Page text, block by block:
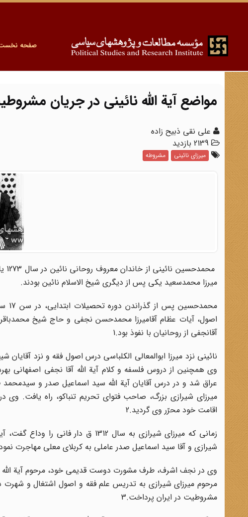
صفحه
مواضع آیة اللّه نائینى در جریان
على نقى ذبیح زاده
میرزای نائینی مشروطه
میرزا محمدسعید یکى پس از دیگرى شیخ الاسلام نائین بودند.
اصول، آیات عظام آقامیرزا محمدحسن نجفى و حاج شیخ
آقانجفى از روحانیان با نفوذ بود.1
نائینى نزد میرزا ابوالمعالى الکلباسى درس اصول فقه و نزد
عراق شد و در درس آقایان آیة اللّه سید اسماعیل صدر و
میرزاى شیرازى بزرگ، صاحب فتواى تحریم تنباکو، راه یافت. وى
اقامت خود محرّر وى گردید.2
شیرازى و آقا سید اسماعیل صدر عاملى به کربلاى معلى مهاجرت
وى در نجف اشرف، طرف مشورت دوست قدیمى خود، مرحوم آیة اللّه
مرحوم میرزاى شیرازى به تدریس علم فقه و اصول اشتغال و
مشروطیت در ایران پرداخت.3